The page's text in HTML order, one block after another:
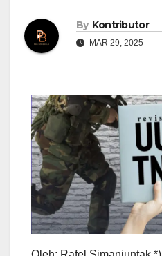
By Kontributor
MAR 29, 2025